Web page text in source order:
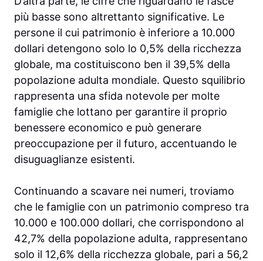
più basse sono altrettanto significative. Le
persone il cui patrimonio è inferiore a 10.000
dollari detengono solo lo 0,5% della ricchezza
globale, ma costituiscono ben il 39,5% della
popolazione adulta mondiale. Questo squilibrio
rappresenta una sfida notevole per molte
famiglie che lottano per garantire il proprio
benessere economico e può generare
preoccupazione per il futuro, accentuando le
disuguaglianze esistenti.
Continuando a scavare nei numeri, troviamo
che le famiglie con un patrimonio compreso tra
10.000 e 100.000 dollari, che corrispondono al
42,7% della popolazione adulta, rappresentano
solo il 12,6% della ricchezza globale, pari a 56,2